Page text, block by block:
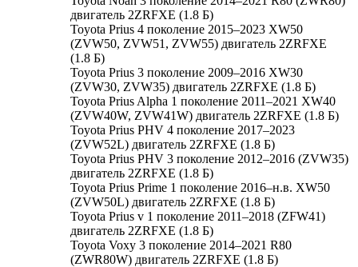
двигатель 2ZRFXE (1.8 Б)
Toyota Prius 4 поколение 2015–2023 XW50
(ZVW50, ZVW51, ZVW55) двигатель 2ZRFXE
(1.8 Б)
Toyota Prius 3 поколение 2009–2016 XW30
(ZVW30, ZVW35) двигатель 2ZRFXE (1.8 Б)
Toyota Prius Alpha 1 поколение 2011–2021 XW40
(ZVW40W, ZVW41W) двигатель 2ZRFXE (1.8 Б)
Toyota Prius PHV 4 поколение 2017–2023
(ZVW52L) двигатель 2ZRFXE (1.8 Б)
Toyota Prius PHV 3 поколение 2012–2016 (ZVW35)
двигатель 2ZRFXE (1.8 Б)
Toyota Prius Prime 1 поколение 2016–н.в. XW50
(ZVW50L) двигатель 2ZRFXE (1.8 Б)
Toyota Prius v 1 поколение 2011–2018 (ZFW41)
двигатель 2ZRFXE (1.8 Б)
Toyota Voxy 3 поколение 2014–2021 R80
(ZWR80W) двигатель 2ZRFXE (1.8 Б)